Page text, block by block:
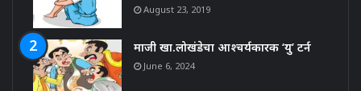
August 23, 2019
माजी खा.लोखंडेचा आश्चर्यकारक ‘यु’ टर्न
June 6, 2024